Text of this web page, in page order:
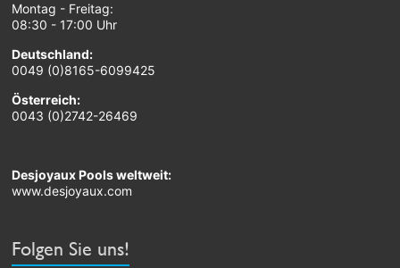
Montag - Freitag:
08:30 - 17:00 Uhr
Deutschland:
0049 (0)8165-6099425
Österreich:
0043 (0)2742-26469
Desjoyaux Pools weltweit:
www.desjoyaux.com
Folgen Sie uns!